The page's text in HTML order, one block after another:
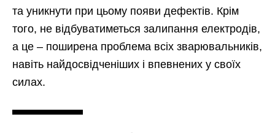
та уникнути при цьому появи дефектів. Крім
того, не відбуватиметься залипання електродів,
а це – поширена проблема всіх зварювальників,
навіть найдосвідченіших і впевнених у своїх
силах.